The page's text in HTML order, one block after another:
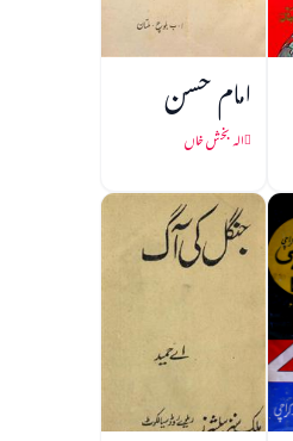
امام حسن
الہ بخش خاں